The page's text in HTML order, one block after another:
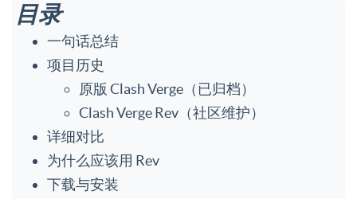
目录
一句话总结
项目历史
原版 Clash Verge（已归档）
Clash Verge Rev（社区维护）
详细对比
为什么应该用 Rev
下载与安装